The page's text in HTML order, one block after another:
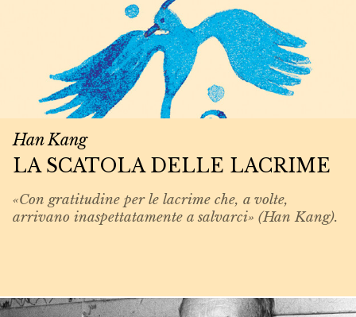
Han Kang
LA SCATOLA DELLE LACRIME
«Con gratitudine per le lacrime che, a volte,
arrivano inaspettatamente a salvarci» (Han Kang).